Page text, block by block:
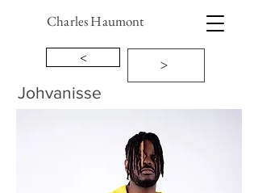
Charles Haumont
<
Johvanisse
>